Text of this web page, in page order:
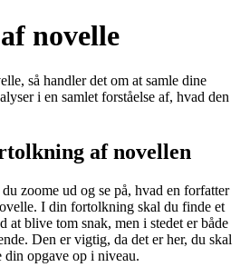
novelle
så handler det om at samle dine
i en samlet forståelse af, hvad den
af novellen
zoome ud og se på, hvad en forfatter
I din fortolkning skal du finde et
at blive tom snak, men i stedet er både
Den er vigtig, da det er her, du skal
din opgave op i niveau.